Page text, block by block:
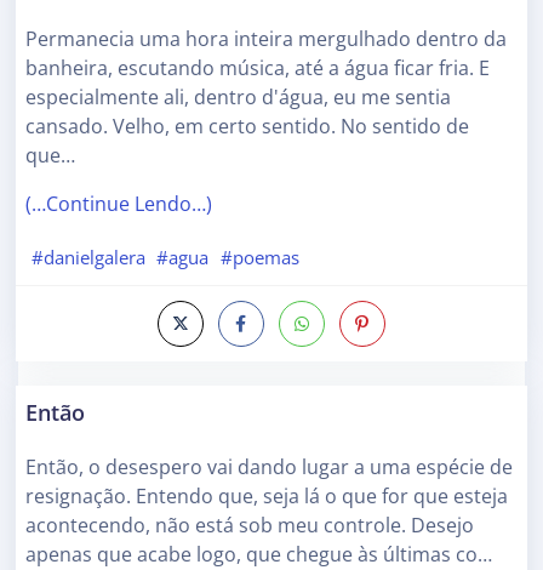
Permanecia uma hora inteira mergulhado dentro da
banheira, escutando música, até a água ficar fria. E
especialmente ali, dentro d'água, eu me sentia
cansado. Velho, em certo sentido. No sentido de
que…
(…Continue Lendo…)
#danielgalera #agua #poemas
Então
Então, o desespero vai dando lugar a uma espécie de
resignação. Entendo que, seja lá o que for que esteja
acontecendo, não está sob meu controle. Desejo
apenas que acabe logo, que chegue às últimas co…